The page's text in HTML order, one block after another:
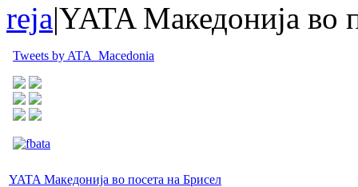
reja|YATA Македонија во
Tweets by ATA_Macedonia
YATA Македонија во посета на Брисел